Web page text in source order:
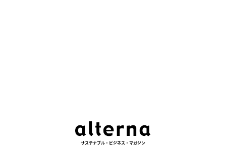
サステナブル・ビジネス・マガジン